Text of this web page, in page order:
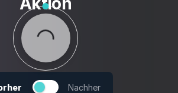
Nachher